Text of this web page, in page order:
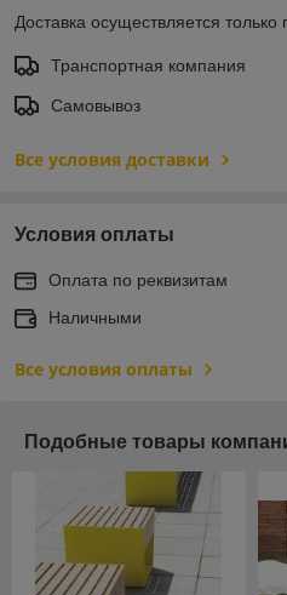
Доставка осуществляется только
Транспортная компания
Самовывоз
Все условия доставки
Условия оплаты
Оплата по реквизитам
Наличными
Все условия оплаты
Подобные товары